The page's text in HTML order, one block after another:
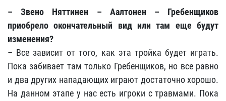
– Звено Няттинен – Аалтонен – Гребенщиков
приобрело окончательный вид или там еще будут
изменения?
– Все зависит от того, как эта тройка будет играть.
Пока забивает там только Гребенщиков, но все равно
и два других нападающих играют достаточно хорошо.
На данном этапе у нас есть игроки с травмами. Пока